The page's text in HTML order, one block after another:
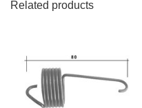
Related products